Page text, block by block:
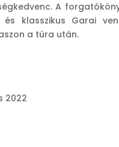
A
klasszikus Garai
a túra után.
2022